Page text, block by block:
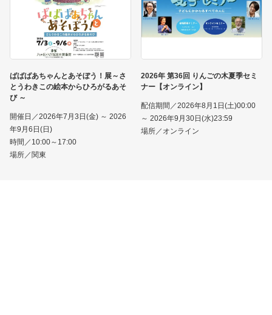
ばばばあちゃんとあそぼう！展～さ
とうわきこの絵本からひろがるあそ
び ～
開催日／2026年7月3日(金) ～ 2026
年9月6日(日)
時間／10:00～17:00
場所／関東
2026年 第36回 りんごの木夏季セミ
ナー【オンライン】
配信期間／2026年8月1日(土)00:00
～ 2026年9月30日(水)23:59
場所／オンライン